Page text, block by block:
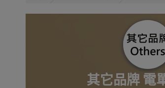
其它品牌 電